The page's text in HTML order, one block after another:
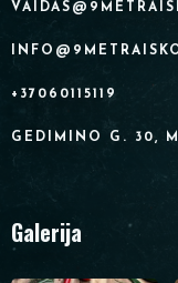
+37060115119
GEDIMINO G. 30,
Galerija